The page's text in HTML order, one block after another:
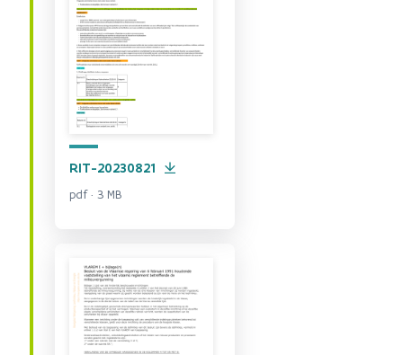
RIT-20230821
pdf · 3 MB